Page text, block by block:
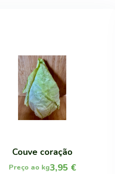
Couve coração
3,95 €
Preço ao kg